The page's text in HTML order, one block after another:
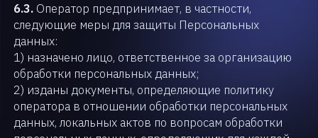
6.3. Оператор предпринимает, в частности,
следующие меры для защиты Персональных
данных:
1) назначено лицо, ответственное за организацию
обработки персональных данных;
2) изданы документы, определяющие политику
оператора в отношении обработки персональных
данных, локальных актов по вопросам обработки